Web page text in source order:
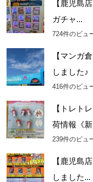
イ
ブ
【鹿児島
ガチャ...
724件のビュ
【マンガ
しました♪
416件のビュ
【トレト
荷情報《新
239件のビュ
【鹿児島
しました...